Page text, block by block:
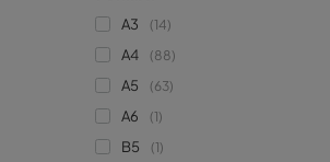
A3
14
A4 88
A5 63
A6 1
B5
1